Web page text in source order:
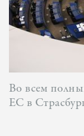
Во всем
ЕС в